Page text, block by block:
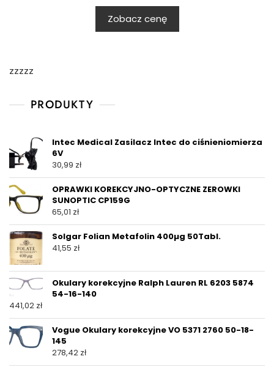
Zobacz cenę
zzzzz
PRODUKTY
Intec Medical Zasilacz Intec do ciśnieniomierza
6V
30,99 zł
OPRAWKI KOREKCYJNO-OPTYCZNE ZEROWKI
SUNOPTIC CP159G
65,01 zł
Solgar Folian Metafolin 400µg 50Tabl.
41,55 zł
Okulary korekcyjne Ralph Lauren RL 6203 5874
54-16-140
441,02 zł
Vogue Okulary korekcyjne VO 5371 2760 50-18-
145
278,42 zł